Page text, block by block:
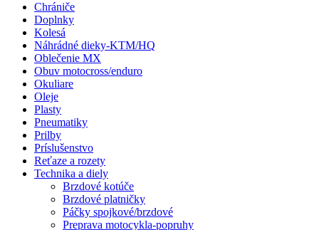
Chrániče
Doplnky
Kolesá
Náhrádné dieky-KTM/HQ
Oblečenie MX
Obuv motocross/enduro
Okuliare
Oleje
Plasty
Pneumatiky
Prilby
Príslušenstvo
Reťaze a rozety
Technika a diely
Brzdové kotúče
Brzdové platničky
Páčky spojkové/brzdové
Preprava motocykla-popruhy